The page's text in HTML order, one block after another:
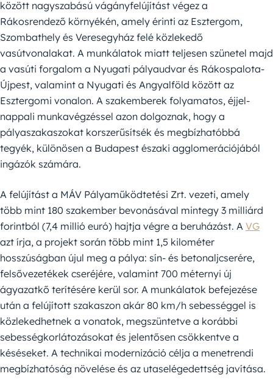
között nagyszabású vágányfelújítást végez a
Rákosrendező környékén, amely érinti az Esztergom,
Szombathely és Veresegyház felé közlekedő
vasútvonalakat. A munkálatok miatt teljesen szünetel majd
a vasúti forgalom a Nyugati pályaudvar és Rákospalota-
Újpest, valamint a Nyugati és Angyalföld között az
Esztergomi vonalon. A szakemberek folyamatos, éjjel-
nappali munkavégzéssel azon dolgoznak, hogy a
pályaszakaszokat korszerűsítsék és megbízhatóbbá
tegyék, különösen a Budapest északi agglomerációjából
ingázók számára.
A felújítást a MÁV Pályaműködtetési Zrt. vezeti, amely
több mint 180 szakember bevonásával mintegy 3 milliárd
forintból (7,4 millió euró) hajtja végre a beruházást. A VG
azt írja, a projekt során több mint 1,5 kilométer
hosszúságban újul meg a pálya: sín- és betonaljcserére,
felsővezetékek cseréjére, valamint 700 méternyi új
ágyazatkő terítésére kerül sor. A munkálatok befejezése
után a felújított szakaszon akár 80 km/h sebességgel is
közlekedhetnek a vonatok, megszüntetve a korábbi
sebességkorlátozásokat és jelentősen csökkentve a
késéseket. A technikai modernizáció célja a menetrendi
megbízhatóság növelése és az utaselégedettség javítása.